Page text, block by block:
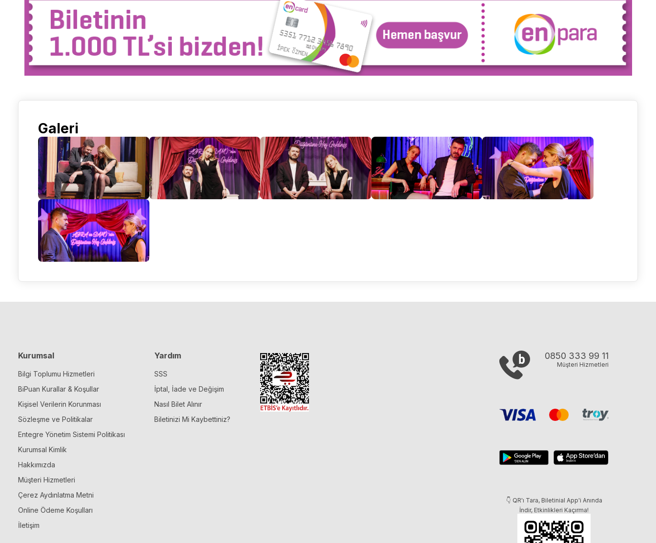
Galeri
Kurumsal
Bilgi Toplumu Hizmetleri
BiPuan Kurallar & Koşullar
Kişisel Verilerin Korunması
Sözleşme ve Politikalar
Entegre Yönetim Sistemi Politikası
Kurumsal Kimlik
Hakkımızda
Müşteri Hizmetleri
Çerez Aydınlatma Metni
Online Ödeme Koşulları
İletişim
Yardım
SSS
İptal, İade ve Değişim
Nasıl Bilet Alınır
Biletinizi Mi Kaybettiniz?
0850 333 99 11
Müşteri Hizmetleri
👇 QR'ı Tara, Biletinial App'i Anında
İndir, Etkinlikleri Kaçırma!